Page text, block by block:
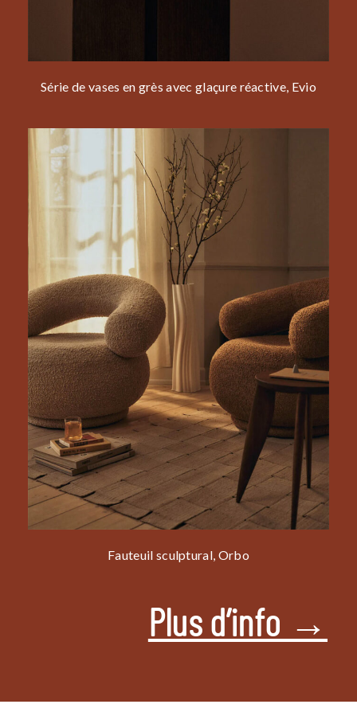
Série de vases en grès avec glaçure réactive, Evio
Fauteuil sculptural, Orbo
Plus d’info →